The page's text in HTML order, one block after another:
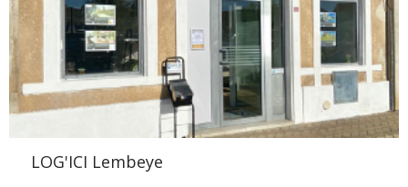
VOIR L'AGENCE
LOG'ICI Lembeye